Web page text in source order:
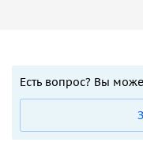
Есть вопрос? Вы